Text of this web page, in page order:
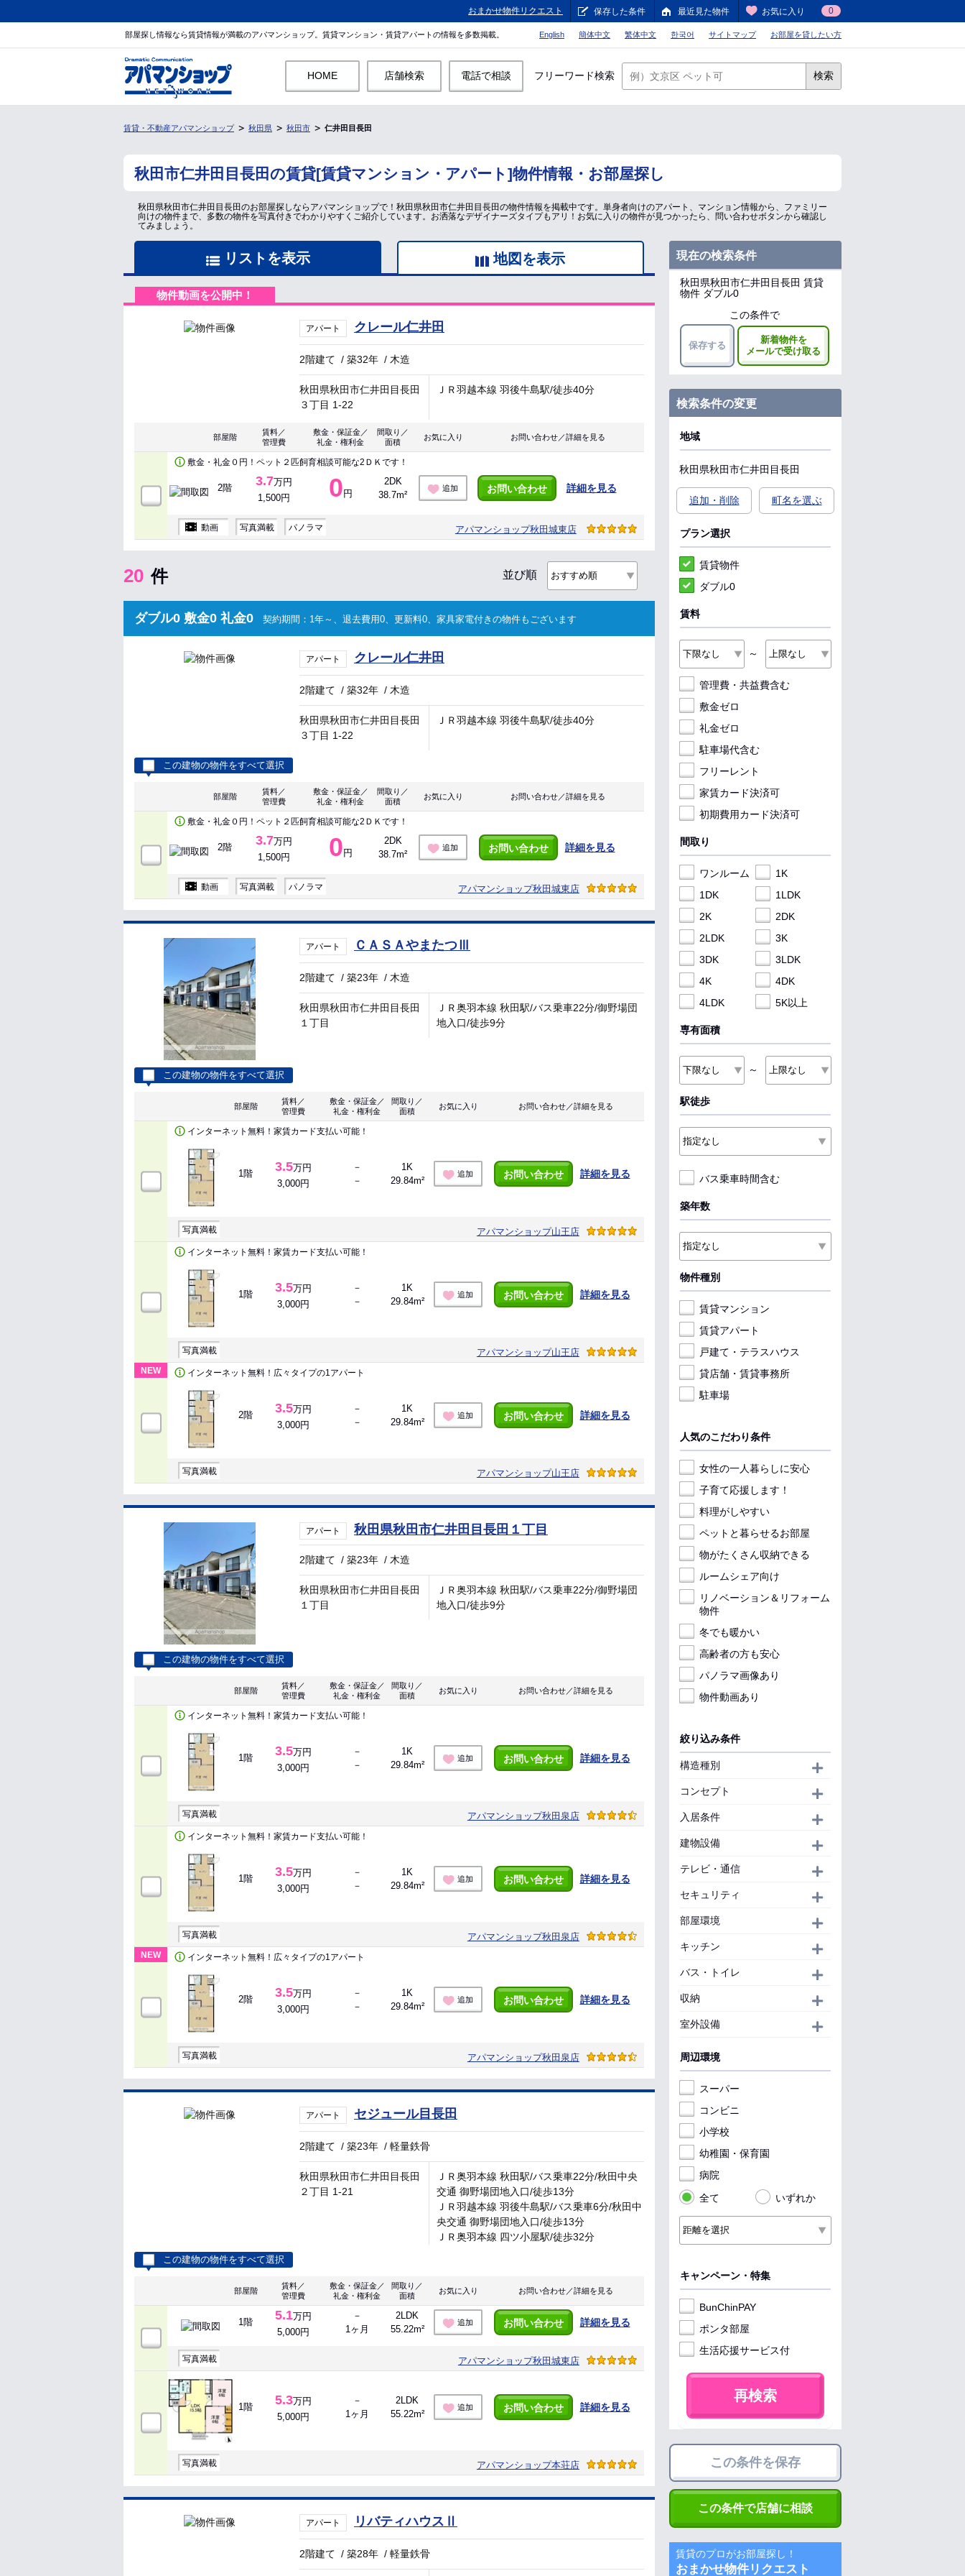
おまかせ物件リクエスト 保存した条件 最近見た物件 お気に入り 0
部屋探し情報なら賃貸情報が満載のアパマンショップ。賃貸マンション・賃貸アパートの情報を多数掲載。 English 簡体中文 繁体中文 한국어 サイトマップ お部屋を貸したい方
HOME 店舗検索 電話で相談 フリーワード検索 検索
賃貸・不動産アパマンショップ 秋田県 秋田市 仁井田目長田
秋田市仁井田目長田の賃貸[賃貸マンション・アパート]物件情報・お部屋探し
秋田県秋田市仁井田目長田のお部屋探しならアパマンショップで！秋田県秋田市仁井田目長田の物件情報を掲載中です。単身者向けのアパート、マンション情報から、ファミリー
向けの物件まで、多数の物件を写真付きでわかりやすくご紹介しています。お洒落なデザイナーズタイプもアリ！お気に入りの物件が見つかったら、問い合わせボタンから確認し
てみましょう。
リストを表示 地図を表示
物件動画を公開中！
アパート クレール仁井田
2階建て /築32年 / 木造
秋田県秋田市仁井田目長田
３丁目 1-22
ＪＲ羽越本線 羽後牛島駅/徒歩40分
部屋階
賃料／
管理費
敷金・保証金／
礼金・権利金
間取り／
面積
お気に入り お問い合わせ／詳細を見る
敷金・礼金０円！ペット２匹飼育相談可能な2ＤＫです！
2階 3.7万円
1,500円
0 円
2DK
38.7m²
追加 お問い合わせ 詳細を見る
動画 写真満載 パノラマ アパマンショップ秋田城東店
20 件 並び順
ダブル0 敷金0 礼金0 契約期間：1年～、退去費用0、更新料0、家具家電付きの物件もございます
アパート クレール仁井田
2階建て /築32年 / 木造
秋田県秋田市仁井田目長田
３丁目 1-22
ＪＲ羽越本線 羽後牛島駅/徒歩40分
この建物の物件をすべて選択
部屋階
賃料／
管理費
敷金・保証金／
礼金・権利金
間取り／
面積
お気に入り お問い合わせ／詳細を見る
敷金・礼金０円！ペット２匹飼育相談可能な2ＤＫです！
2階 3.7万円
1,500円
0 円
2DK
38.7m²
追加 お問い合わせ 詳細を見る
動画 写真満載 パノラマ アパマンショップ秋田城東店
アパート ＣＡＳＡやまたつⅢ
2階建て /築23年 / 木造
秋田県秋田市仁井田目長田
１丁目
ＪＲ奥羽本線 秋田駅/バス乗車22分/御野場団
地入口/徒歩9分
この建物の物件をすべて選択
部屋階
賃料／
管理費
敷金・保証金／
礼金・権利金
間取り／
面積
お気に入り お問い合わせ／詳細を見る
インターネット無料！家賃カード支払い可能！
1階 3.5万円
3,000円
－
－
1K
29.84m²
追加 お問い合わせ 詳細を見る
写真満載 アパマンショップ山王店
インターネット無料！家賃カード支払い可能！
1階 3.5万円
3,000円
－
－
1K
29.84m²
追加 お問い合わせ 詳細を見る
写真満載 アパマンショップ山王店
NEW インターネット無料！広々タイプの1アパート
2階 3.5万円
3,000円
－
－
1K
29.84m²
追加 お問い合わせ 詳細を見る
写真満載 アパマンショップ山王店
アパート 秋田県秋田市仁井田目長田１丁目
2階建て /築23年 / 木造
秋田県秋田市仁井田目長田
１丁目
ＪＲ奥羽本線 秋田駅/バス乗車22分/御野場団
地入口/徒歩9分
この建物の物件をすべて選択
部屋階
賃料／
管理費
敷金・保証金／
礼金・権利金
間取り／
面積
お気に入り お問い合わせ／詳細を見る
インターネット無料！家賃カード支払い可能！
1階 3.5万円
3,000円
－
－
1K
29.84m²
追加 お問い合わせ 詳細を見る
写真満載 アパマンショップ秋田泉店
インターネット無料！家賃カード支払い可能！
1階 3.5万円
3,000円
－
－
1K
29.84m²
追加 お問い合わせ 詳細を見る
写真満載 アパマンショップ秋田泉店
NEW インターネット無料！広々タイプの1アパート
2階 3.5万円
3,000円
－
－
1K
29.84m²
追加 お問い合わせ 詳細を見る
写真満載 アパマンショップ秋田泉店
アパート セジュール目長田
2階建て /築23年 /軽量鉄骨
秋田県秋田市仁井田目長田
２丁目 1-21
ＪＲ奥羽本線 秋田駅/バス乗車22分/秋田中央
交通 御野場団地入口/徒歩13分
ＪＲ羽越本線 羽後牛島駅/バス乗車6分/秋田中
央交通 御野場団地入口/徒歩13分
ＪＲ奥羽本線 四ツ小屋駅/徒歩32分
この建物の物件をすべて選択
部屋階
賃料／
管理費
敷金・保証金／
礼金・権利金
間取り／
面積
お気に入り お問い合わせ／詳細を見る
1階 5.1万円
5,000円
－
1ヶ月
2LDK
55.22m²
追加 お問い合わせ 詳細を見る
写真満載 アパマンショップ秋田城東店
1階 5.3万円
5,000円
－
1ヶ月
2LDK
55.22m²
追加 お問い合わせ 詳細を見る
写真満載 アパマンショップ本荘店
アパート リバティハウスⅡ
2階建て /築28年 /軽量鉄骨
現在の検索条件
秋田県秋田市仁井田目長田 賃貸
物件 ダブル0
この条件で
保存する
新着物件を
メールで受け取る
検索条件の変更
地域
秋田県秋田市仁井田目長田
追加・削除 町名を選ぶ
プラン選択
賃貸物件
ダブル0
賃料
～
管理費・共益費含む
敷金ゼロ
礼金ゼロ
駐車場代含む
フリーレント
家賃カード決済可
初期費用カード決済可
間取り
ワンルーム
1K
1DK
1LDK
2K
2DK
2LDK
3K
3DK
3LDK
4K
4DK
4LDK
5K以上
専有面積
～
駅徒歩
バス乗車時間含む
築年数
物件種別
賃貸マンション
賃貸アパート
戸建て・テラスハウス
貸店舗・賃貸事務所
駐車場
人気のこだわり条件
女性の一人暮らしに安心
子育て応援します！
料理がしやすい
ペットと暮らせるお部屋
物がたくさん収納できる
ルームシェア向け
リノベーション＆リフォーム
物件
冬でも暖かい
高齢者の方も安心
パノラマ画像あり
物件動画あり
絞り込み条件
構造種別
コンセプト
入居条件
建物設備
テレビ・通信
セキュリティ
部屋環境
キッチン
バス・トイレ
収納
室外設備
周辺環境
スーパー
コンビニ
小学校
幼稚園・保育園
病院
全て
いずれか
キャンペーン・特集
BunChinPAY
ポンタ部屋
生活応援サービス付
再検索
この条件を保存
この条件で店舗に相談
賃貸のプロがお部屋探し！
おまかせ物件リクエスト